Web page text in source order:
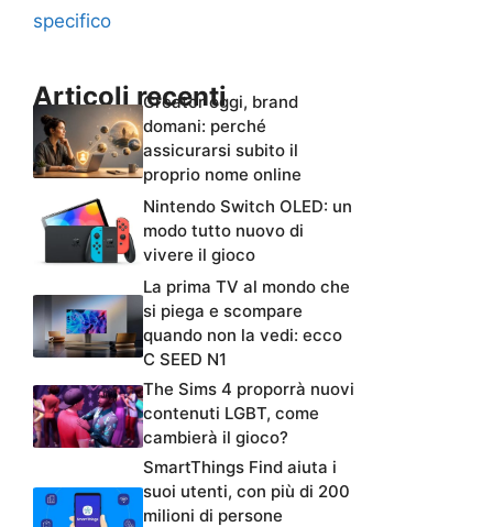
specifico
Articoli recenti
Creator oggi, brand
domani: perché
assicurarsi subito il
proprio nome online
Nintendo Switch OLED: un
modo tutto nuovo di
vivere il gioco
La prima TV al mondo che
si piega e scompare
quando non la vedi: ecco
C SEED N1
The Sims 4 proporrà nuovi
contenuti LGBT, come
cambierà il gioco?
SmartThings Find aiuta i
suoi utenti, con più di 200
milioni di persone